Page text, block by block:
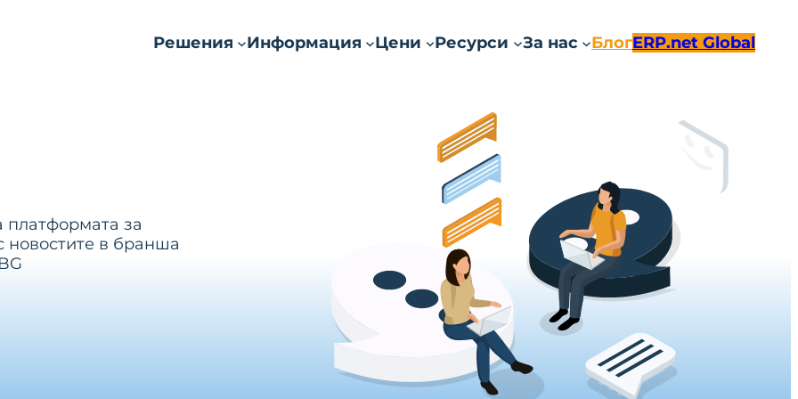
Решения Информация Цени Ресурси За нас БлогERP.net Global
платформата за
новостите в бранша